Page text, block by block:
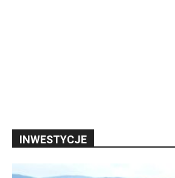
INWESTYCJE